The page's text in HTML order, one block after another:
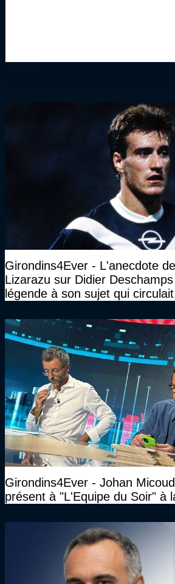
Girondins4Ever - L'anecdote
Lizarazu sur Didier
légende à son sujet qui
Girondins4Ever - Johan
présent à "L'Equipe du Soir" à